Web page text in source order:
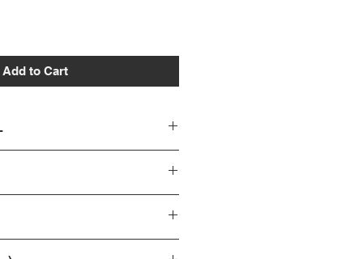
Add to Cart
or 3.5mm
gold)
場合にはご相談の上、できる限り
よう努めていますので、まずはご